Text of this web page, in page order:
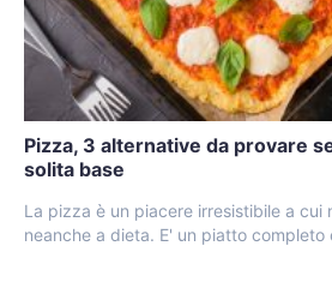
Pizza, 3 alternative da provare
solita base
La pizza è un piacere irresistibile a cui
neanche a dieta. E' un piatto completo